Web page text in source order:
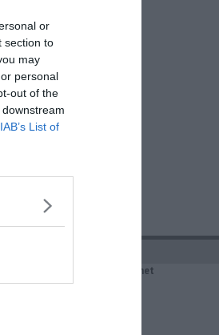
or
section to
may
personal
out of the
IAB’s List of
IL NETWORK QuiNews.net
QuiNewsAbetone.it